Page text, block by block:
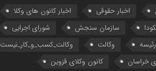
اخبار حقوقی
اخبار کانون های وکلا
سازمان سنجش
شورای اجرایی
وکالت
وکالت_کسب_و_کار_نیست
خراسان کانون وکلای قزوین